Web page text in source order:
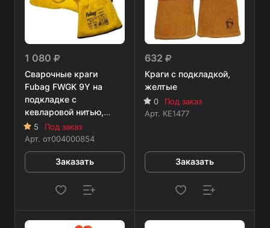
1 080
Сварочные краги
Fubag FWGK 9Y на
подкладке с
кевларовой нитью,
желтые
5
Под заказ
Арт. от004000854
Заказать
632
Краги с подкладкой,
желтые
0
Под заказ
Арт. КЕ1477
Заказать